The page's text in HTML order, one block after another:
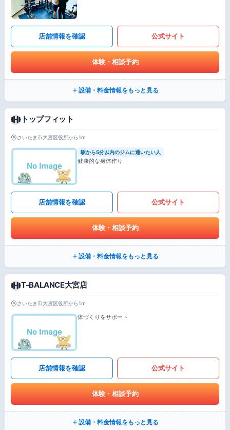
店舗情報を確認 公式サイト
体験・相談予約
設備・料金情報をもっと見る
トップフィット
さいたま市大宮区役所から1m
駅から5分以内のジムに通いたい人
健康的な身体作り
店舗情報を確認 公式サイト
体験・相談予約
設備・料金情報をもっと見る
T-BALANCE大宮店
さいたま市大宮区役所から1m
体づくりをサポート
店舗情報を確認 公式サイト
体験・相談予約
設備・料金情報をもっと見る